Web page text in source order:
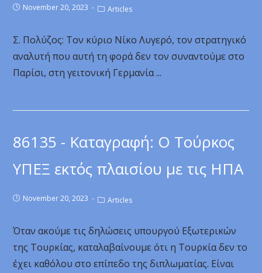
November 20, 2023 Articles
Σ. Πολύζος: Τον κύριο Νίκο Λυγερό, τον στρατηγικό
αναλυτή που αυτή τη φορά δεν τον συναντούμε στο
Παρίσι, στη γειτονική Γερμανία ...
86135 - Καταγραφή: Ο Τούρκος
ΥΠΕΞ εκτός πλαισίου με τις ΗΠΑ
November 20, 2023 Articles
Όταν ακούμε τις δηλώσεις υπουργού Εξωτερικών
της Τουρκίας, καταλαβαίνουμε ότι η Τουρκία δεν το
έχει καθόλου στο επίπεδο της διπλωματίας. Είναι